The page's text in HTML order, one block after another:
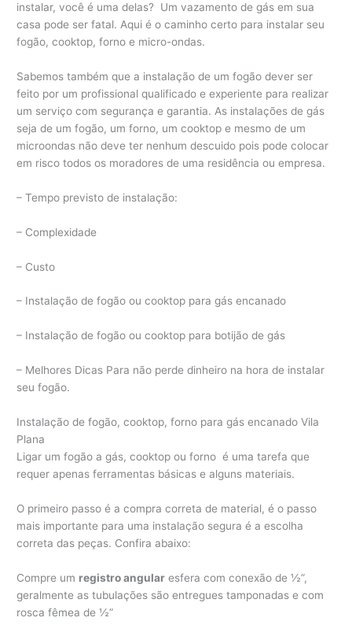
instalar, você é uma delas? Um vazamento de gás em sua
casa pode ser fatal. Aqui é o caminho certo para instalar seu
fogão, cooktop, forno e micro-ondas.
Sabemos também que a instalação de um fogão dever ser
feito por um profissional qualificado e experiente para realizar
um serviço com segurança e garantia. As instalações de gás
seja de um fogão, um forno, um cooktop e mesmo de um
microondas não deve ter nenhum descuido pois pode colocar
em risco todos os moradores de uma residência ou empresa.
– Tempo previsto de instalação:
– Complexidade
– Custo
– Instalação de fogão ou cooktop para gás encanado
– Instalação de fogão ou cooktop para botijão de gás
– Melhores Dicas Para não perde dinheiro na hora de instalar
seu fogão.
Instalação de fogão, cooktop, forno para gás encanado Vila
Plana
Ligar um fogão a gás, cooktop ou forno é uma tarefa que
requer apenas ferramentas básicas e alguns materiais.
O primeiro passo é a compra correta de material, é o passo
mais importante para uma instalação segura é a escolha
correta das peças. Confira abaixo:
Compre um registro angular esfera com conexão de ½”,
geralmente as tubulações são entregues tamponadas e com
rosca fêmea de ½”